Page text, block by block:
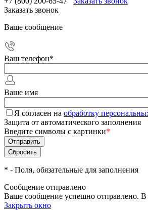
Заказать звонок
Ваше сообщение
Ваш телефон*
Ваше имя
Я согласен на обработку
Защита от автоматического заполнения
Введите символы с картинки*
* - Поля, обязательные для заполнения
Сообщение отправлено
Ваше сообщение успешно отправлено.
Закрыть окно